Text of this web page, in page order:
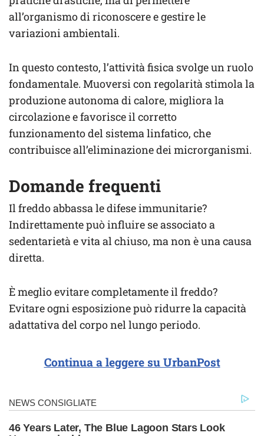
all’organismo di riconoscere e gestire le
variazioni ambientali.
In questo contesto, l’attività fisica svolge un ruolo
fondamentale. Muoversi con regolarità stimola la
produzione autonoma di calore, migliora la
circolazione e favorisce il corretto
funzionamento del sistema linfatico, che
contribuisce all’eliminazione dei microrganismi.
Domande frequenti
Il freddo abbassa le difese immunitarie?
Indirettamente può influire se associato a
sedentarietà e vita al chiuso, ma non è una causa
diretta.
È meglio evitare completamente il freddo?
Evitare ogni esposizione può ridurre la capacità
adattativa del corpo nel lungo periodo.
Continua a leggere su UrbanPost